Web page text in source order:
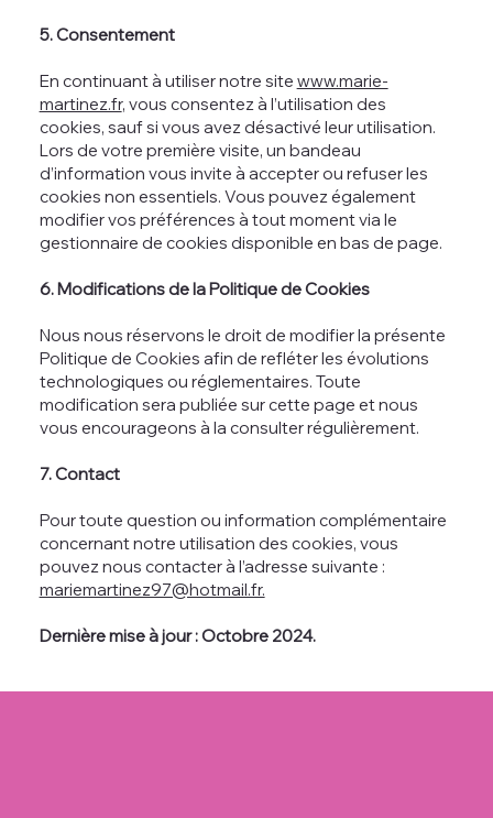
5. Consentement
En continuant à utiliser notre site www.marie-
martinez.fr, vous consentez à l’utilisation des
cookies, sauf si vous avez désactivé leur utilisation.
Lors de votre première visite, un bandeau
d’information vous invite à accepter ou refuser les
cookies non essentiels. Vous pouvez également
modifier vos préférences à tout moment via le
gestionnaire de cookies disponible en bas de page.
6. Modifications de la Politique de Cookies
Nous nous réservons le droit de modifier la présente
Politique de Cookies afin de refléter les évolutions
technologiques ou réglementaires. Toute
modification sera publiée sur cette page et nous
vous encourageons à la consulter régulièrement.
7. Contact
Pour toute question ou information complémentaire
concernant notre utilisation des cookies, vous
pouvez nous contacter à l’adresse suivante :
mariemartinez97@hotmail.fr.
Dernière mise à jour : Octobre 2024.